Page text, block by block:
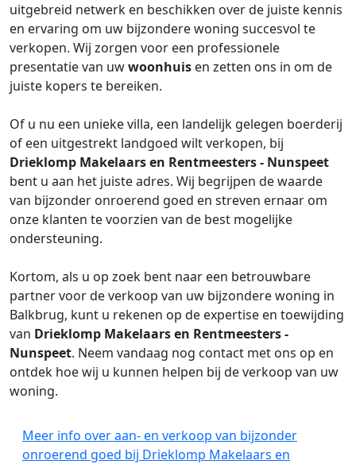
uitgebreid netwerk en beschikken over de juiste kennis
en ervaring om uw bijzondere woning succesvol te
verkopen. Wij zorgen voor een professionele
presentatie van uwwoonhuis en zetten ons in om de
juiste kopers te bereiken.
Of u nu een unieke villa, een landelijk gelegen boerderij
of een uitgestrekt landgoed wilt verkopen, bij
Drieklomp Makelaars en Rentmeesters - Nunspeet
bent u aan het juiste adres. Wij begrijpen de waarde
van bijzonder onroerend goed en streven ernaar om
onze klanten te voorzien van de best mogelijke
ondersteuning.
Kortom, als u op zoek bent naar een betrouwbare
partner voor de verkoop van uw bijzondere woning in
Balkbrug, kunt u rekenen op de expertise en toewijding
van Drieklomp Makelaars en Rentmeesters -
Nunspeet. Neem vandaag nog contact met ons op en
ontdek hoe wij u kunnen helpen bij de verkoop van uw
woning.
Meer info over aan- en verkoop van bijzonder
onroerend goed bij Drieklomp Makelaars en